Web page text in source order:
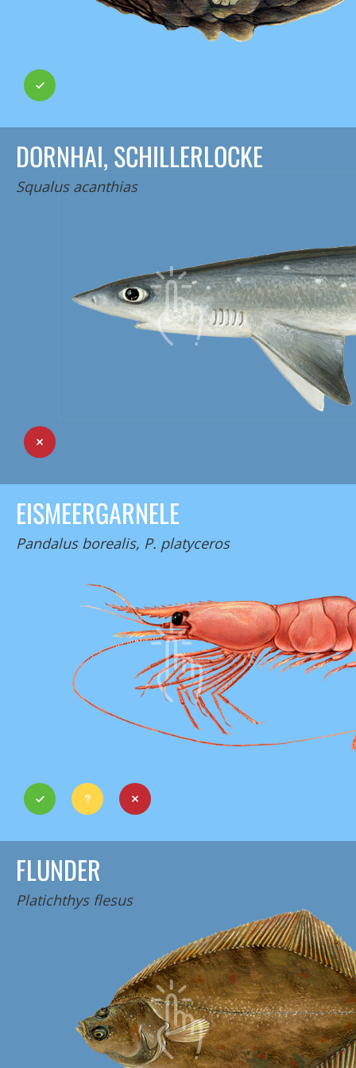
DORNHAI, SCHILLERLOCKE
Squalus acanthias
EISMEERGARNELE
Pandalus borealis, P. platyceros
FLUNDER
Platichthys flesus